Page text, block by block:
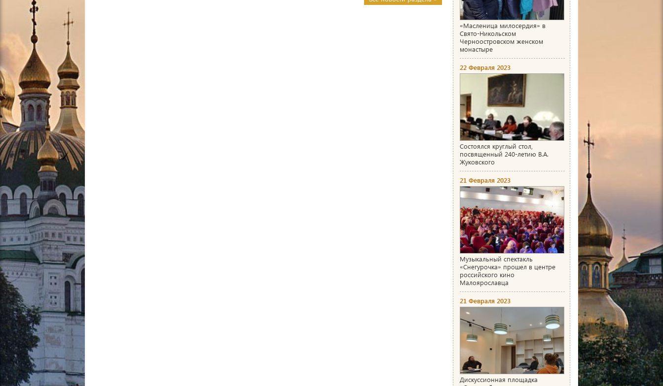
«Масленица милосердия» в
Свято-Никольском
Черноостровском женском
монастыре
22 Февраля 2023
Состоялся круглый стол,
посвященный 240-летию В.А.
Жуковского
21 Февраля 2023
Музыкальный спектакль
«Снегурочка» прошел в центре
российского кино
Малоярославца
21 Февраля 2023
Дискуссионная площадка